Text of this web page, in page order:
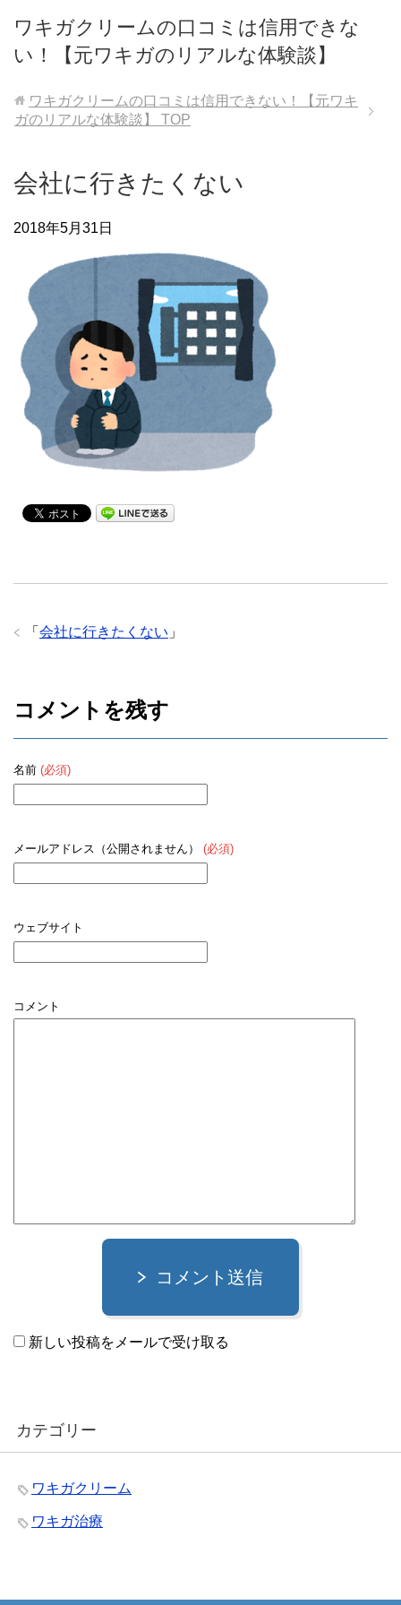
ワキガクリームの口コミは信用できな
い！【元ワキガのリアルな体験談】
ワキガクリームの口コミは信用できない！【元ワキ
ガのリアルな体験談】
TOP
会社に行きたくない
2018年5月31日
「 会社に行きたくない 」
コメントを残す
名前 (必須)
メールアドレス（公開されません） (必須)
ウェブサイト
コメント
コメント送信
新しい投稿をメールで受け取る
カテゴリー
ワキガクリーム
ワキガ治療